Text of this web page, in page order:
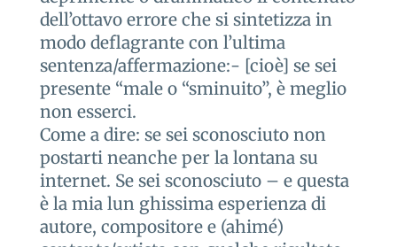
dell’ottavo errore che si sintetizza in
modo deflagrante con l’ultima
sentenza/affermazione:- [cioè] se sei
presente “male o “sminuito”, è meglio
non esserci.
Come a dire: se sei sconosciuto non
postarti neanche per la lontana su
internet. Se sei sconosciuto – e questa
è la mia lun ghissima esperienza di
autore, compositore e (ahimé)